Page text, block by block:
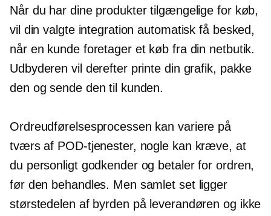
Når du har dine produkter tilgængelige for køb,
vil din valgte integration automatisk få besked,
når en kunde foretager et køb fra din netbutik.
Udbyderen vil derefter printe din grafik, pakke
den og sende den til kunden.
Ordreudførelsesprocessen kan variere på
tværs af POD-tjenester, nogle kan kræve, at
du personligt godkender og betaler for ordren,
før den behandles. Men samlet set ligger
størstedelen af ​​byrden på leverandøren og ikke